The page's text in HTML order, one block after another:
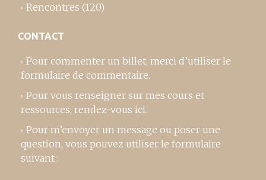
Rencontres (120)
CONTACT
Pour commenter un billet, merci d’utiliser le
formulaire de commentaire.
Pour vous renseigner sur mes cours et
ressources, rendez-vous ici.
Pour m’envoyer un message ou poser une
question, vous pouvez utiliser le formulaire
suivant :